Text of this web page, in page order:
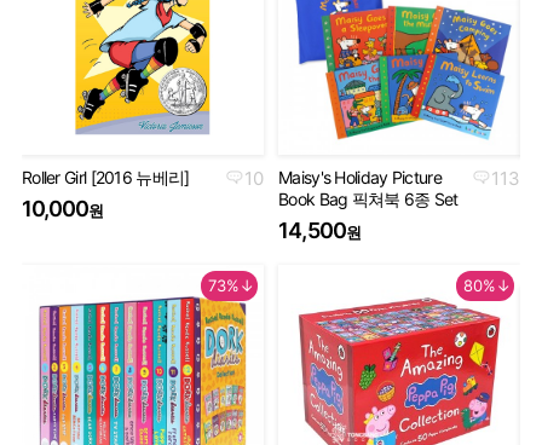
10
Roller Girl [2016 뉴베리]
10,000원
113
Maisy's Holiday Picture
Book Bag 픽쳐북 6종 Set
14,500원
73%↓ 80%↓